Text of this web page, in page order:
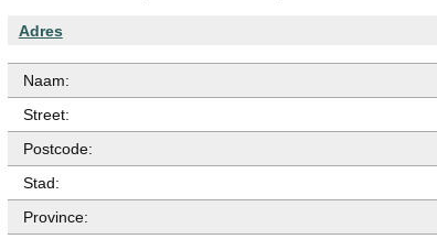
Adres
Naam:
Street:
Postcode:
Stad:
Province: